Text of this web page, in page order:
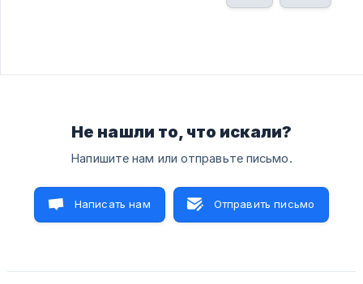
Не нашли то, что искали?
Напишите нам или отправьте письмо.
Написать нам Отправить письмо